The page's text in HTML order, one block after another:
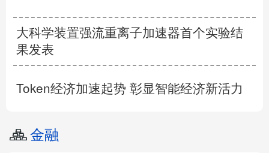
大科学装置强流重离子加速器首个实验结
果发表
Token经济加速起势 彰显智能经济新活力
金融